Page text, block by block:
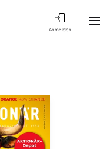
Anmelden